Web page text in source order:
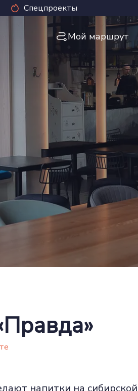
Спецпроекты
Мой маршрут
напитки на сибирской